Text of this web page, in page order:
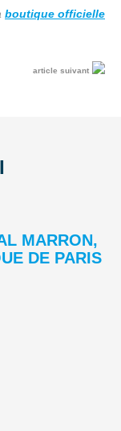
boutique officielle
article suivant
MARRON,
DE PARIS